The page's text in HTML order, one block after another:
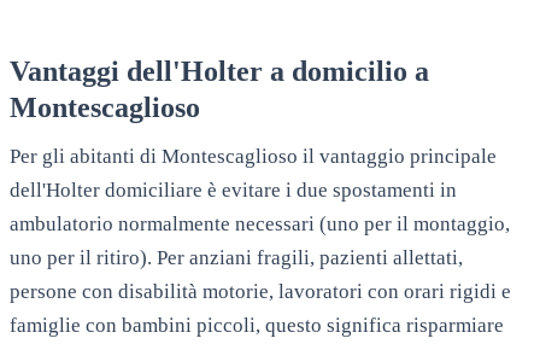
Vantaggi dell'Holter a domicilio a
Montescaglioso
Per gli abitanti di Montescaglioso il vantaggio principale
dell'Holter domiciliare è evitare i due spostamenti in
ambulatorio normalmente necessari (uno per il montaggio,
uno per il ritiro). Per anziani fragili, pazienti allettati,
persone con disabilità motorie, lavoratori con orari rigidi e
famiglie con bambini piccoli, questo significa risparmiare